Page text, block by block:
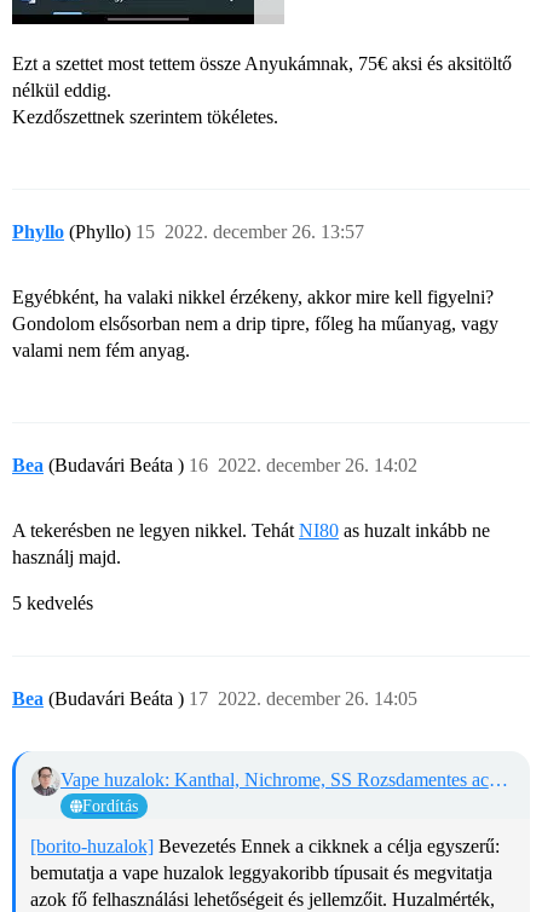
Ezt a szettet most tettem össze Anyukámnak, 75€ aksi és aksitöltő
nélkül eddig.
Kezdőszettnek szerintem tökéletes.
Phyllo (Phyllo) 2022. december 26. 13:57
15
Egyébként, ha valaki nikkel érzékeny, akkor mire kell figyelni?
Gondolom elsősorban nem a drip tipre, főleg ha műanyag, vagy
valami nem fém anyag.
Bea (Budavári Beáta ) 2022. december 26. 14:02
16
A tekerésben ne legyen nikkel. Tehát NI80 as huzalt inkább ne
használj majd.
5 kedvelés
Bea (Budavári Beáta ) 2022. december 26. 14:05
17
Vape huzalok: Kanthal, Nichrome, SS Rozsdamentes acél és egyéb
Fordítás
[borito-huzalok] Bevezetés Ennek a cikknek a célja egyszerű:
bemutatja a vape huzalok leggyakoribb típusait és megvitatja
azok fő felhasználási lehetőségeit és jellemzőit. Huzalmérték,